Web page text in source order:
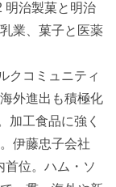
明治製菓と明治
業、菓子と医薬
クコミュニティ
外進出も積極化
加工食品に強く
伊藤忠子会社
位。ハム・ソ